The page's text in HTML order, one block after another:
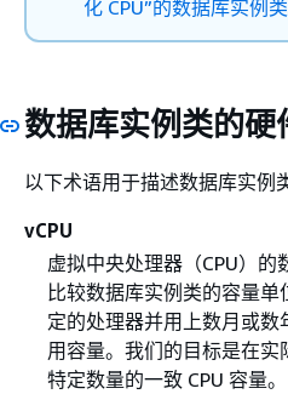
化 CPU”的数据库实例类
数据库实例类的硬
以下术语用于描述数据库实例
vCPU
虚拟中央处理器（CPU）的
比较数据库实例类的容量
定的处理器并用上数月或数
用容量。我们的目标是在
特定数量的一致 CPU 容量。